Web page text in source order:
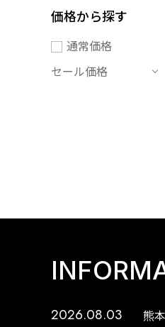
価格から探す
通常価格
セール価格
2026.08.03 熊